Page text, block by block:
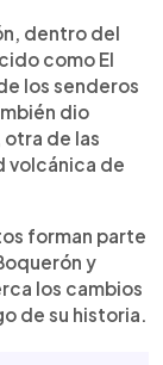
dentro del
como El
los senderos
dio
otra de las
volcánica de
forman parte
y
los cambios
de su historia.